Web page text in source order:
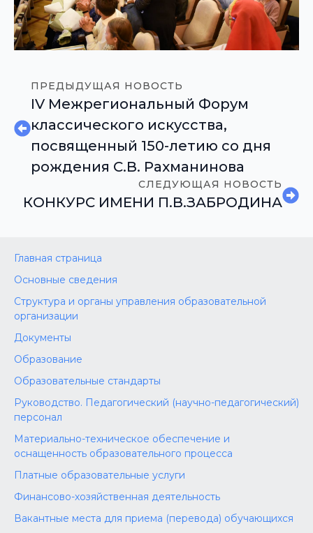
ПРЕДЫДУЩАЯ НОВОСТЬ
IV Межрегиональный Форум
классического искусства,
посвященный 150-летию со дня
рождения С.В. Рахманинова
СЛЕДУЮЩАЯ НОВОСТЬ
КОНКУРС ИМЕНИ П.В.ЗАБРОДИНА
Главная страница
Основные сведения
Структура и органы управления образовательной
организации
Документы
Образование
Образовательные стандарты
Руководство. Педагогический (научно-педагогический)
персонал
Материально-техническое обеспечение и
оснащенность образовательного процесса
Платные образовательные услуги
Финансово-хозяйственная деятельность
Вакантные места для приема (перевода) обучающихся